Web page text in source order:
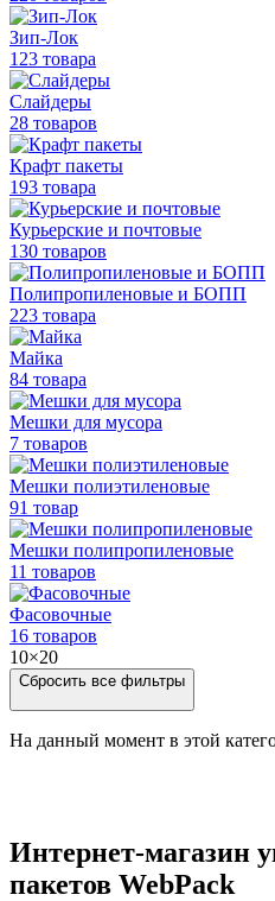
Зип-Лок
123 товара
Слайдеры
28 товаров
Крафт пакеты
193 товара
Курьерские и почтовые
130 товаров
Полипропиленовые и БОПП
223 товара
Майка
84 товара
Мешки для мусора
7 товаров
Мешки полиэтиленовые
91 товар
Мешки полипропиленовые
11 товаров
Фасовочные
16 товаров
10×20
Сбросить все фильтры
На данный момент в этой
Интернет-магазин
пакетов WebPack